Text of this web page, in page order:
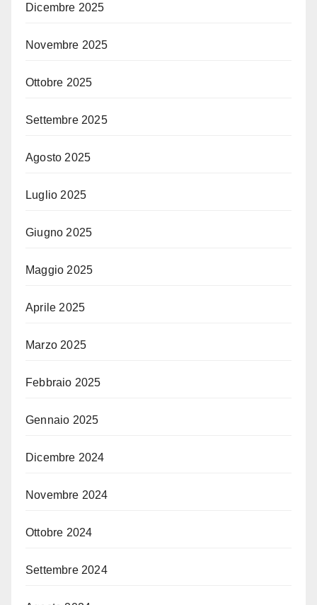
Dicembre 2025
Novembre 2025
Ottobre 2025
Settembre 2025
Agosto 2025
Luglio 2025
Giugno 2025
Maggio 2025
Aprile 2025
Marzo 2025
Febbraio 2025
Gennaio 2025
Dicembre 2024
Novembre 2024
Ottobre 2024
Settembre 2024